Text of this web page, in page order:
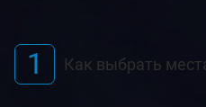
1 Как выбрать